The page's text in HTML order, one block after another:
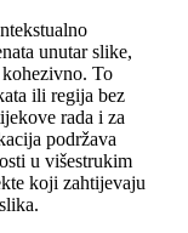
unutar slike,
To
ili regija bez
rada i za
podržava
u višestrukim
koji zahtijevaju